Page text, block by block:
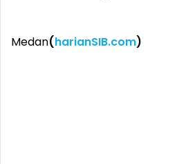
Medan(harianSIB.com)